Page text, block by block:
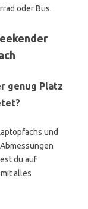
oder Bus.
genug Platz
und
du auf
alles